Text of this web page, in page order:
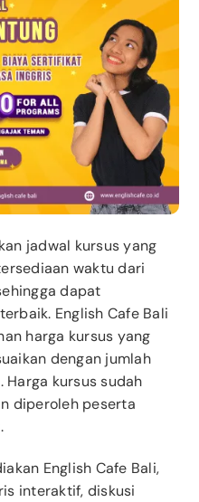
jadwal kursus yang
waktu dari
dapat
English Cafe Bali
harga kursus yang
dengan jumlah
kursus sudah
diperoleh peserta
English Cafe Bali,
interaktif, diskusi